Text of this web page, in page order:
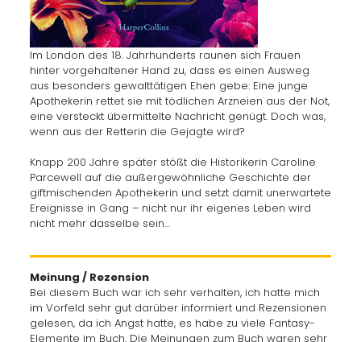
Im London des 18. Jahrhunderts raunen sich Frauen
hinter vorgehaltener Hand zu, dass es einen Ausweg
aus besonders gewalttätigen Ehen gebe: Eine junge
Apothekerin rettet sie mit tödlichen Arzneien aus der Not,
eine versteckt übermittelte Nachricht genügt. Doch was,
wenn aus der Retterin die Gejagte wird?
Knapp 200 Jahre später stößt die Historikerin Caroline
Parcewell auf die außergewöhnliche Geschichte der
giftmischenden Apothekerin und setzt damit unerwartete
Ereignisse in Gang – nicht nur ihr eigenes Leben wird
nicht mehr dasselbe sein…
Meinung / Rezension
Bei diesem Buch war ich sehr verhalten, ich hatte mich
im Vorfeld sehr gut darüber informiert und Rezensionen
gelesen, da ich Angst hatte, es habe zu viele Fantasy-
Elemente im Buch. Die Meinungen zum Buch waren sehr